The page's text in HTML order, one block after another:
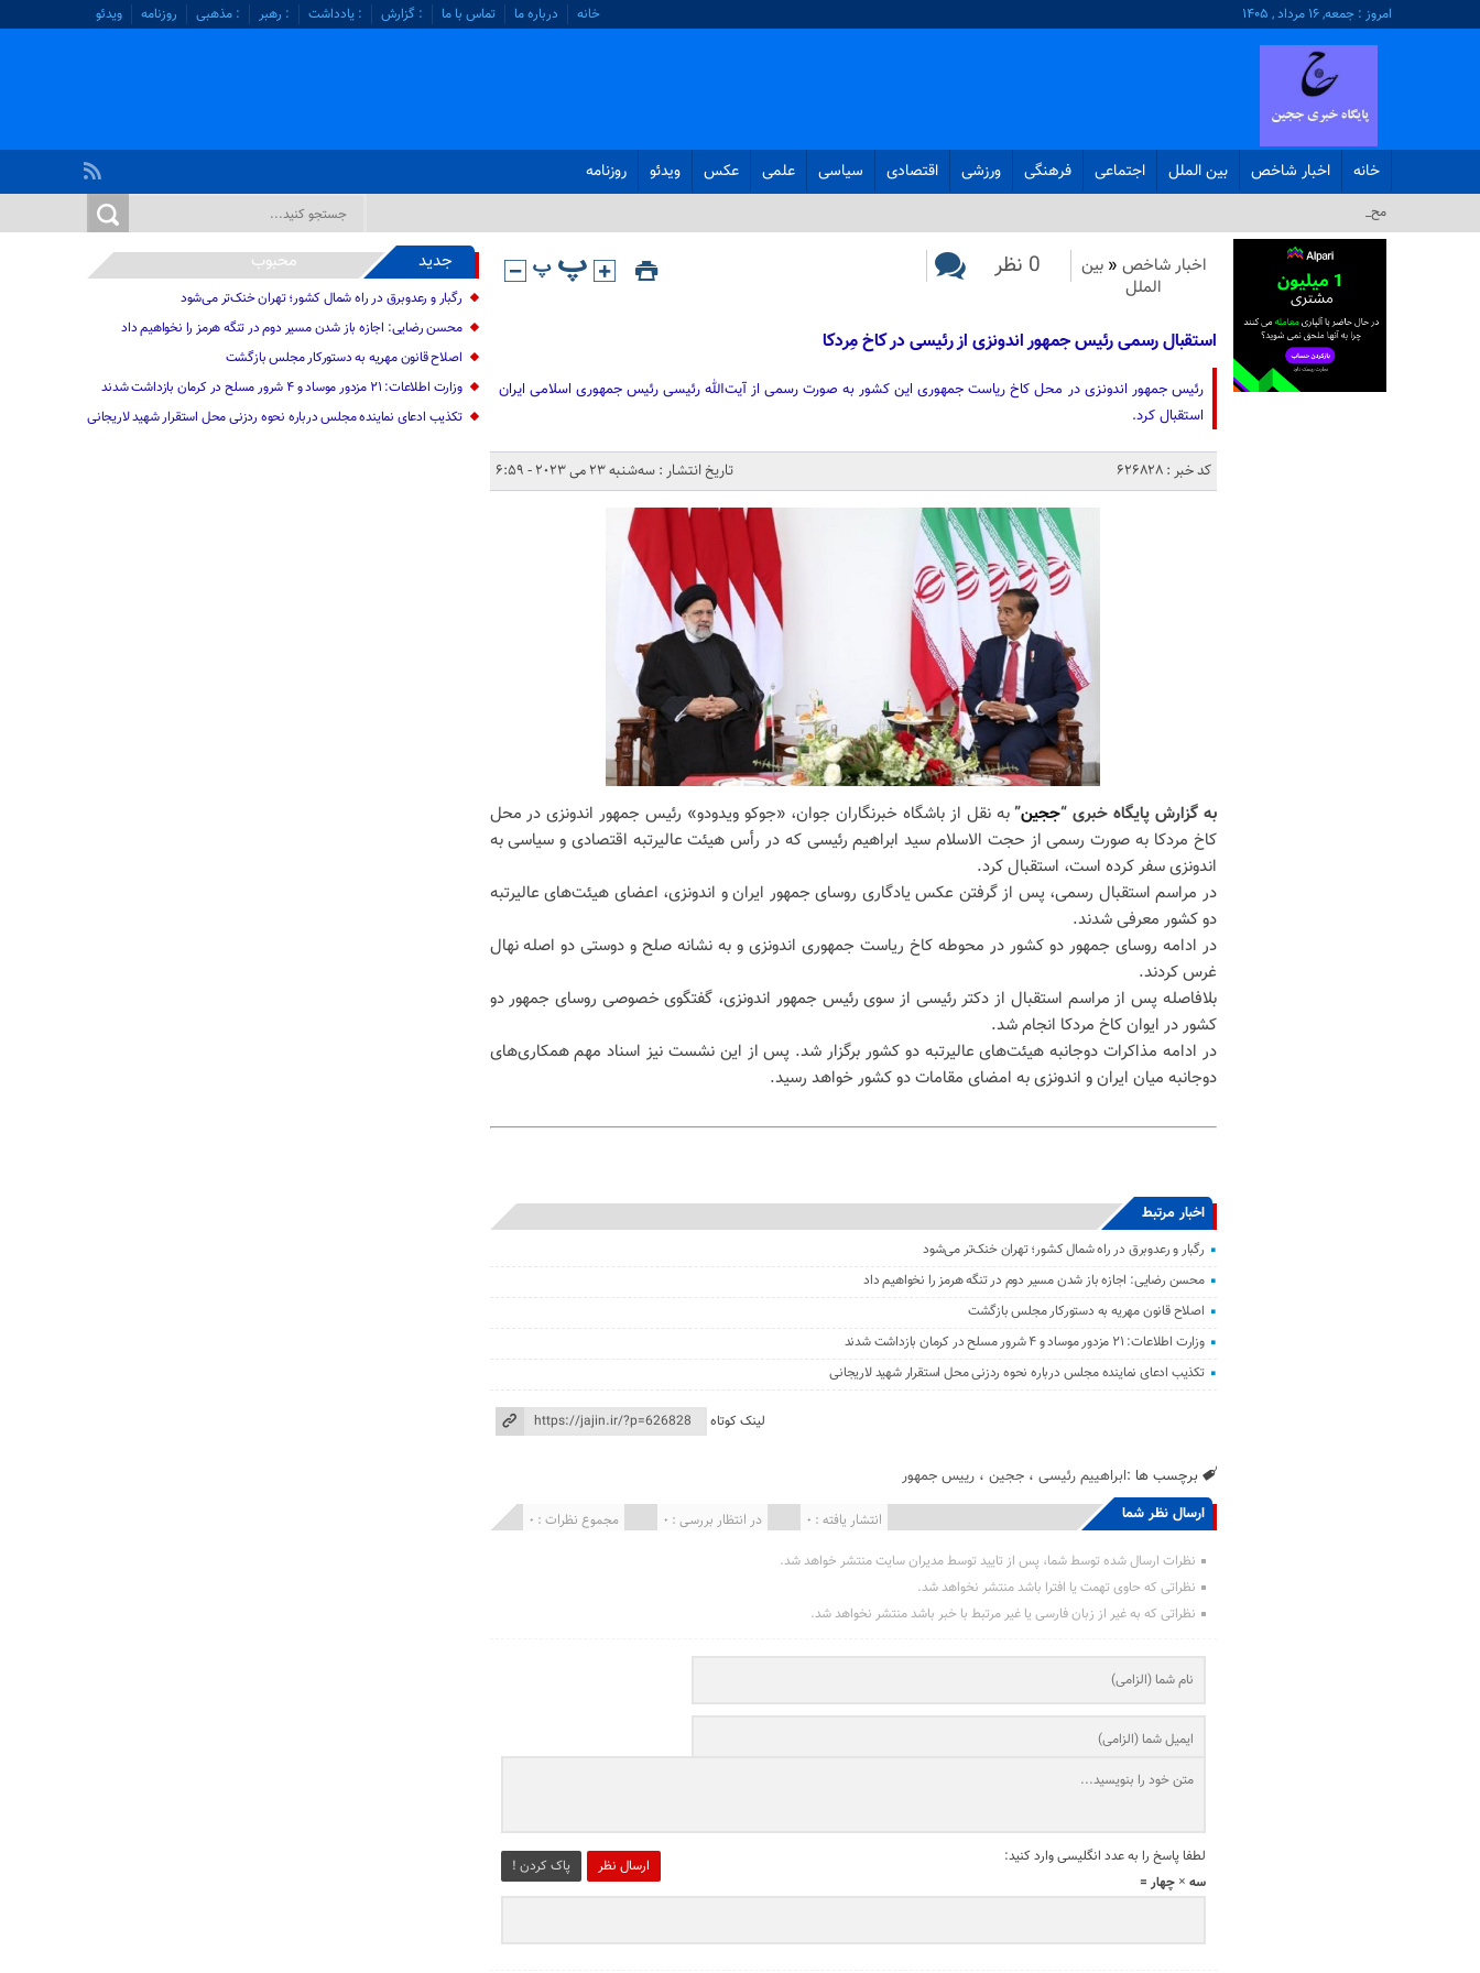
امروز : جمعه, ۱۶ مرداد , ۱۴۰۵ خانه درباره ما تماس با ما : گزارش : یادداشت : رهبر : مذهبی روزنامه ویدئو
خانه اخبار شاخص بین الملل اجتماعی فرهنگی ورزشی اقتصادی سیاسی علمی عکس ویدئو روزنامه
محسن رضای_
اخبار شاخص « بین
الملل
0 نظر
استقبال رسمی رئیس جمهور اندونزی از رئیسی در کاخ مِردکا
رئیس جمهور اندونزی در محل کاخ ریاست جمهوری این کشور به صورت رسمی از آیت‌الله رئیسی رئیس جمهوری اسلامی ایران
استقبال کرد.
کد خبر : 626828 تاریخ انتشار : سه‌شنبه 23 می 2023 - 6:59
به گزارش پایگاه خبری “ججین”به نقل از باشگاه خبرنگاران جوان، «جوکو ویدودو» رئیس جمهور اندونزی در محل
کاخ مردکا به صورت رسمی از حجت الاسلام سید ابراهیم رئیسی که در رأس هیئت عالیرتبه اقتصادی و سیاسی به
اندونزی سفر کرده است، استقبال کرد.
در مراسم استقبال رسمی، پس از گرفتن عکس یادگاری روسای جمهور ایران و اندونزی، اعضای هیئت‌های عالیرتبه
دو کشور معرفی شدند.
در ادامه روسای جمهور دو کشور در محوطه کاخ ریاست جمهوری اندونزی و به نشانه صلح و دوستی دو اصله نهال
غرس کردند.
بلافاصله پس از مراسم استقبال از دکتر رئیسی از سوی رئیس جمهور اندونزی، گفتگوی خصوصی روسای جمهور دو
کشور در ایوان کاخ مردکا انجام شد.
در ادامه مذاکرات دوجانبه هیئت‌های عالیرتبه دو کشور برگزار شد. پس از این نشست نیز اسناد مهم همکاری‌های
دوجانبه میان ایران و اندونزی به امضای مقامات دو کشور خواهد رسید.
اخبار مرتبط
رگبار و رعدوبرق در راه شمال کشور؛ تهران خنک‌تر می‌شود
محسن رضایی: اجازه باز شدن مسیر دوم در تنگه هرمز را نخواهیم داد
اصلاح قانون مهریه به دستورکار مجلس بازگشت
وزارت اطلاعات: ۲۱ مزدور موساد و ۴ شرور مسلح در کرمان بازداشت شدند
تکذیب ادعای نماینده مجلس درباره نحوه ردزنی محل استقرار شهید لاریجانی
لینک کوتاه
برچسب ها :ابراهییم رئیسی ،ججین ،رییس جمهور
ارسال نظر شما مجموع نظرات : 0 در انتظار بررسی : 0 انتشار یافته : 0
نظرات ارسال شده توسط شما، پس از تایید توسط مدیران سایت منتشر خواهد شد.
نظراتی که حاوی تهمت یا افترا باشد منتشر نخواهد شد.
نظراتی که به غیر از زبان فارسی یا غیر مرتبط با خبر باشد منتشر نخواهد شد.
ارسال نظر پاک کردن !
لطفا پاسخ را به عدد انگلیسی وارد کنید:
سه × چهار =
جدید محبوب
رگبار و رعدوبرق در راه شمال کشور؛ تهران خنک‌تر می‌شود
محسن رضایی: اجازه باز شدن مسیر دوم در تنگه هرمز را نخواهیم داد
اصلاح قانون مهریه به دستورکار مجلس بازگشت
وزارت اطلاعات: ۲۱ مزدور موساد و ۴ شرور مسلح در کرمان بازداشت شدند
تکذیب ادعای نماینده مجلس درباره نحوه ردزنی محل استقرار شهید لاریجانی